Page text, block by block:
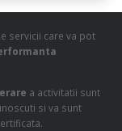
servicii care va pot
a activitatii sunt
si va sunt